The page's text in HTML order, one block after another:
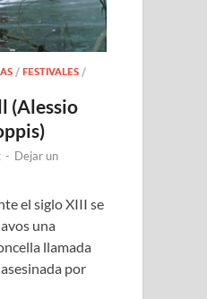
/FESTIVALES /
(Alessio
- Dejar un
el siglo XIII se
una
llamada
por